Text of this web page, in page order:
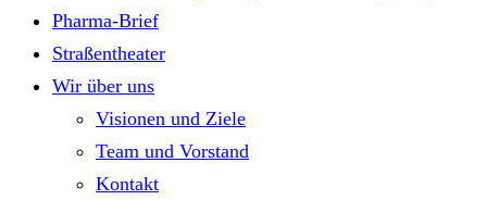
Pharma-Brief
Straßentheater
Wir über uns
Visionen und Ziele
Team und Vorstand
Kontakt